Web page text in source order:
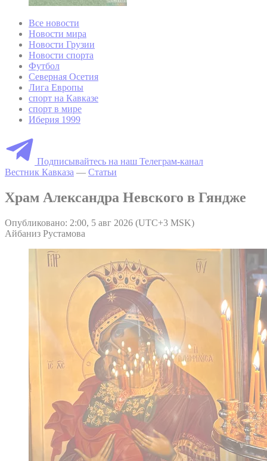
Все новости
Новости мира
Новости Грузии
Новости спорта
Футбол
Северная Осетия
Лига Европы
спорт на Кавказе
спорт в мире
Иберия 1999
Подписывайтесь на наш Телеграм-канал
Вестник Кавказа — Статьи
Храм Александра Невского в Гяндже
Опубликовано: 2:00, 5 авг 2026 (UTC+3 MSK)
Айбаниз Рустамова